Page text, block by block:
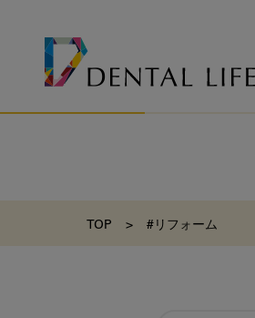
TOP > #リフォーム